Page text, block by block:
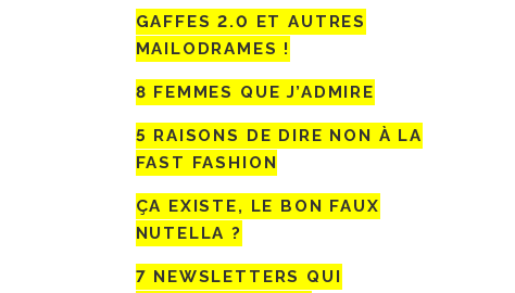
GAFFES 2.0 ET AUTRES
MAILODRAMES !
8 FEMMES QUE J’ADMIRE
5 RAISONS DE DIRE NON À LA
FAST FASHION
ÇA EXISTE, LE BON FAUX
NUTELLA ?
7 NEWSLETTERS QUI